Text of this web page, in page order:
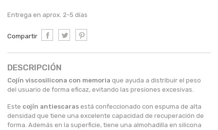
Entrega en aprox. 2-5 días
Compartir
DESCRIPCIÓN
Cojín viscosilicona con memoria que ayuda a distribuir el peso
del usuario de forma eficaz, evitando las presiones excesivas.
Este cojín antiescaras está confeccionado con espuma de alta
densidad que tiene una excelente capacidad de recuperación de
forma. Además en la superficie, tiene una almohadilla en silicona